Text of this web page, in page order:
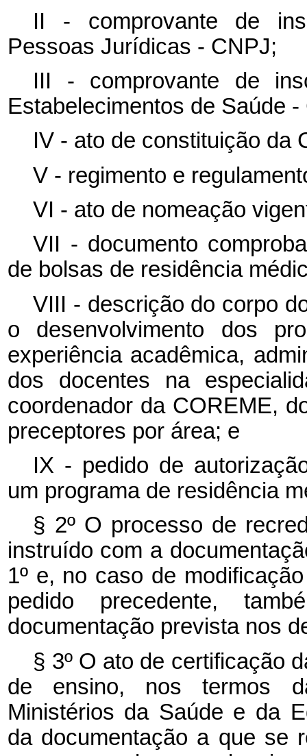
II - comprovante de
Pessoas Jurídicas - CNPJ;
III - comprovante de
Estabelecimentos de Saúde
IV - ato de constituição da
V - regimento e
VI - ato de nomeação
VII - documento
de bolsas de residência
VIII - descrição do corpo
o desenvolvimento dos
experiência acadêmica,
dos docentes na
coordenador da COREME,
preceptores por área; e
IX - pedido de
um programa de residência
§ 2º O processo de
instruído com a
1º e, no caso de
pedido precedente,
documentação prevista nos
§ 3º O ato de certificação
de ensino, nos termos
Ministérios da Saúde e da
da documentação a que se